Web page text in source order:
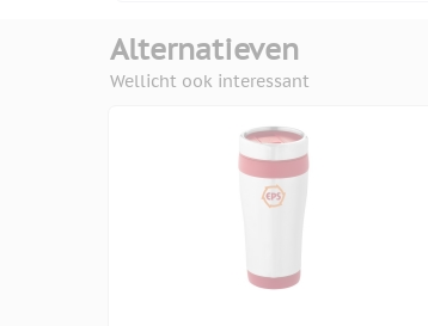
Alternatieven
Wellicht ook interessant